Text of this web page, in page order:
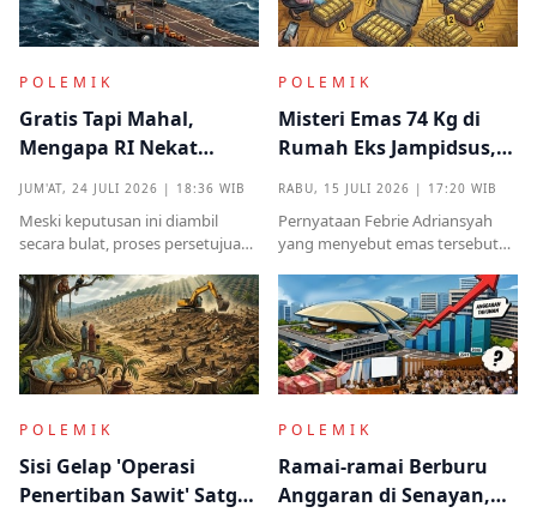
POLEMIK
Gratis Tapi Mahal,
Mengapa RI Nekat
Induk Tua Italia?
JUM'AT, 24 JULI 2026 | 18:36 WIB
Meski keputusan ini diambil
secara bulat, proses persetujuan
kritik tajam terkait prosedur yang
mendadak serta kekhawatiran
akan beban anggaran
POLEMIK
Misteri Emas 74 Kg di
Rumah Eks Jampidsus,
Titipan?
RABU, 15 JULI 2026 | 17:20 WIB
Pernyataan Febrie Adriansyah
yang menyebut emas tersebut
menjadi titik penting dalam
proses pembuktian
POLEMIK
Sisi Gelap 'Operasi
Penertiban Sawit' Satgas
POLEMIK
Ramai-ramai Berburu
Anggaran di Senayan,